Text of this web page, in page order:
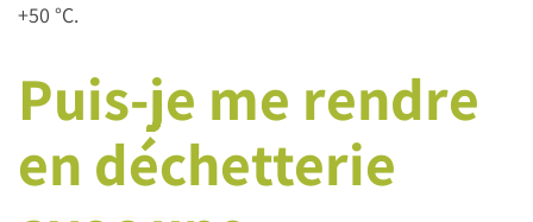
+50 °C.
Puis-je me rendre
en déchetterie